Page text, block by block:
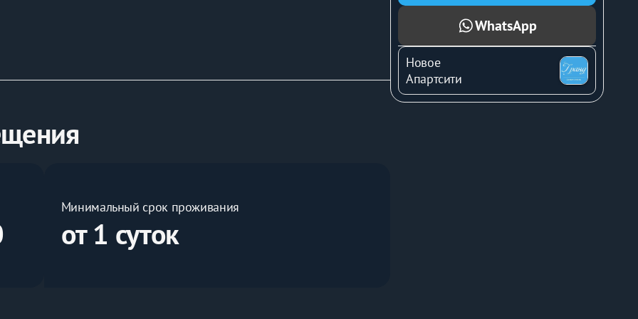
Минимальный срок проживания
от 1 суток
WhatsApp
Новое
Апартсити